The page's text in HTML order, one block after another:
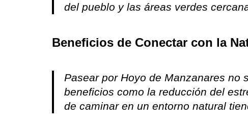
del pueblo y las áreas verdes
Beneficios de Conectar con la
Pasear por Hoyo de Manzanares no
beneficios como la reducción del
de caminar en un entorno natural